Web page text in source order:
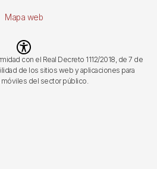
Mapa web
Imagen
con el Real Decreto 1112/2018, de 7 de
de los sitios web y aplicaciones para
del sector público.